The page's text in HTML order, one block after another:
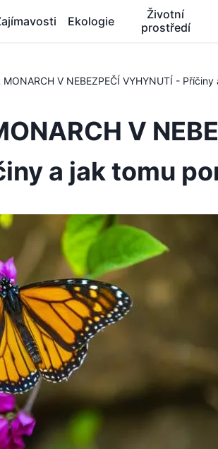
Ekologie
Životní
prostředí
MONARCH V NEBEZPEČÍ VYHYNUTÍ -
V
a jak tomu